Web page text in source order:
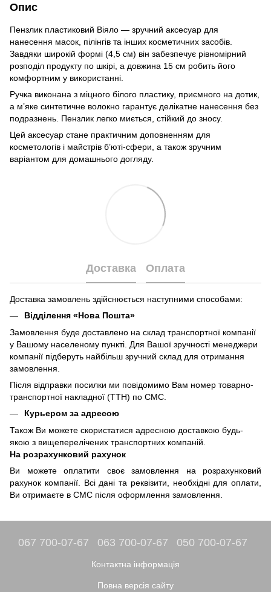
Опис
Пензлик пластиковий Віяло — зручний аксесуар для
нанесення масок, пілінгів та інших косметичних засобів.
Завдяки широкій формі (4,5 см) він забезпечує рівномірний
розподіл продукту по шкірі, а довжина 15 см робить його
комфортним у використанні.
Ручка виконана з міцного білого пластику, приємного на дотик,
а м’яке синтетичне волокно гарантує делікатне нанесення без
подразнень. Пензлик легко миється, стійкий до зносу.
Цей аксесуар стане практичним доповненням для
косметологів і майстрів б’юті-сфери, а також зручним
варіантом для домашнього догляду.
Доставка Оплата
Доставка замовлень здійснюється наступними способами:
Відділення «Нова Пошта»
Замовлення буде доставлено на склад транспортної компанії
у Вашому населеному пункті. Для Вашої зручності менеджери
компанії підберуть найбільш зручний склад для отримання
замовлення.
Після відправки посилки ми повідомимо Вам номер товарно-
транспортної накладної (ТТН) по СМС.
Курьером за адресою
Також Ви можете скористатися адресною доставкою будь-
якою з вищеперелічених транспортних компаній.
На розрахунковий рахунок
Ви можете оплатити своє замовлення на розрахунковий
рахунок компанії. Всі дані та реквізити, необхідні для оплати,
Ви отримаєте в СМС після оформлення замовлення.
067 700-07-67 063 700-07-67 050 700-07-67
Контактна інформація
Повна версія сайту